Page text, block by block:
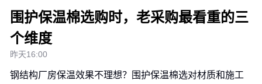
围护保温棉选购时，老采购最看重的三
个维度
昨天16:00
钢结构厂房保温效果不理想？围护保温棉选对材质和施工